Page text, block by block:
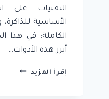
التقنيات على
الأساسية
الكاملة: في هذا
أبرز هذه الأدوات…
إقرأ المزيد أدوات